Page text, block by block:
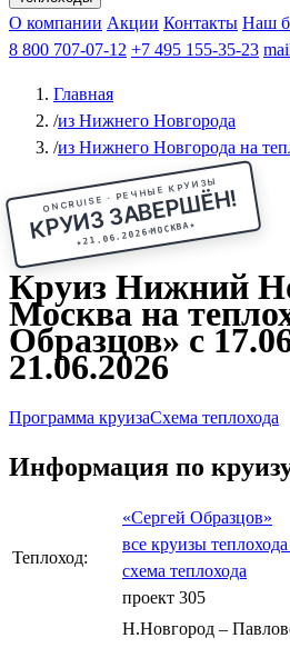
Чебоксарыиз Волгоградаиз Саратова
КазаньВ Нижний НовгородВ Пермь
РыбинскНа СоловкиНа ВалаамПо
Афанасий Никитин Октябрьская
ФединАлександр СвешниковИван
МироновА.С.Попов
О компании Акции Контакты Наш
8 800 707-07-12 +7 495 155-35-23
Главная
/из Нижнего Новгорода
/из Нижнего Новгорода на
ONCRUISE · РЕЧНЫЕ КРУИЗЫ
КРУИЗ ЗАВЕРШЁН!
★21.06.2026МОСКВА★
Круиз Нижний
Москва на
Образцов» с
21.06.2026
Программа круизаСхема теплохода
Информация по
Теплоход:
«Сергей Образцов»
все круизы
схема теплохода
проект 305
Н.Новгород –